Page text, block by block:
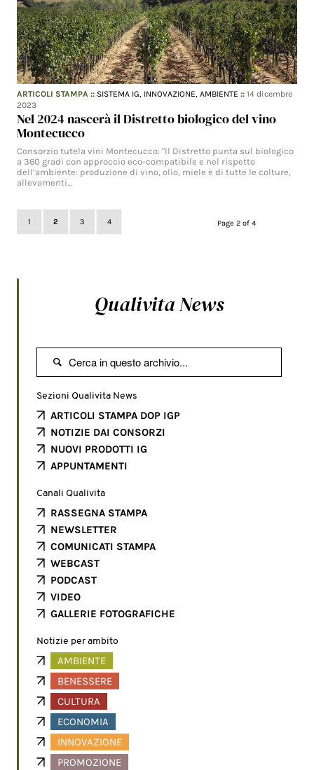
ARTICOLI STAMPA :: SISTEMA IG, INNOVAZIONE,AMBIENTE ::14 dicembre
2023
Nel 2024 nascerà il Distretto biologico del vino
Montecucco
Consorzio tutela vini Montecucco: "Il Distretto punta sul biologico
a 360 gradi con approccio eco-compatibile e nel rispetto
dell’ambiente: produzione di vino, olio, miele e di tutte le colture,
allevamenti…
Page 2 of 4
1 2 3 4
Qualivita News

Sezioni Qualivita News
ARTICOLI STAMPA DOP IGP
NOTIZIE DAI CONSORZI
NUOVI PRODOTTI IG
APPUNTAMENTI
Canali Qualivita
RASSEGNA STAMPA
NEWSLETTER
COMUNICATI STAMPA
WEBCAST
PODCAST
VIDEO
GALLERIE FOTOGRAFICHE
Notizie per ambito
AMBIENTE
BENESSERE
CULTURA
ECONOMIA
INNOVAZIONE
PROMOZIONE